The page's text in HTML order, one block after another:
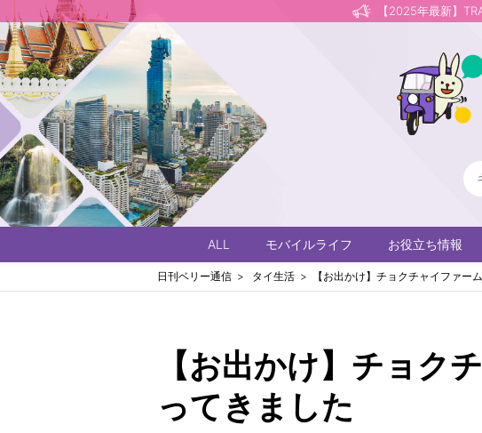
【2025年最新】
ALL モバイルライフ お役立ち情報
日刊ベリー通信 タイ生活 【お出かけ】チョクチャイファー
【お出かけ】チョク
ってきました